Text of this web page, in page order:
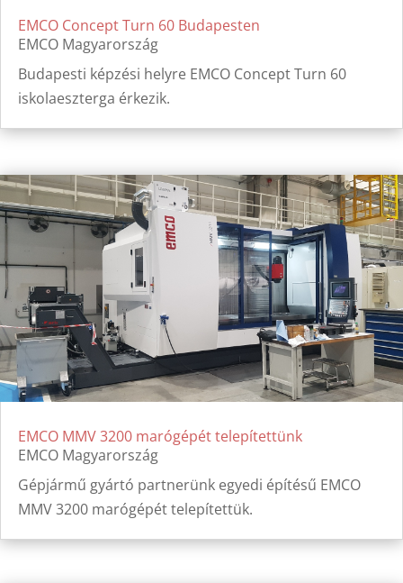
EMCO Concept Turn 60 Budapesten
EMCO Magyarország
Budapesti képzési helyre EMCO Concept Turn 60
iskolaeszterga érkezik.
EMCO MMV 3200 marógépét telepítettünk
EMCO Magyarország
Gépjármű gyártó partnerünk egyedi építésű EMCO
MMV 3200 marógépét telepítettük.